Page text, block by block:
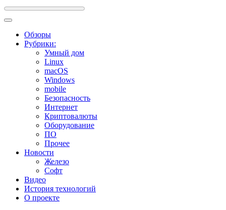
Обзоры
Рубрики:
Умный дом
Linux
macOS
Windows
mobile
Безопасность
Интернет
Криптовалюты
Оборудование
ПО
Прочее
Новости
Железо
Софт
Видео
История технологий
О проекте